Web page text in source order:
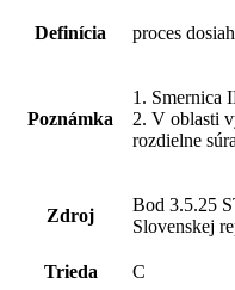
Definícia proces
Poznámka
1. Smernica
2. V oblasti
rozdielne
Zdroj
Bod 3.5.25
Slovenskej
Trieda C